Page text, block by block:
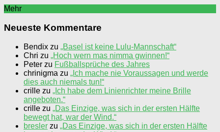
Mehr
Neueste Kommentare
Bendix zu „Basel ist keine Lulu-Mannschaft“
Chri zu „Hoch wern mas nimma gwinnen!“
Peter zu Fußballsprüche des Jahres
chrinigma zu „Ich mache nie Voraussagen und werde
dies auch niemals tun!“
crille zu „Ich habe dem Linienrichter meine Brille
angeboten.“
crille zu „Das Einzige, was sich in der ersten Hälfte
bewegt hat, war der Wind.“
bresler zu „Das Einzige, was sich in der ersten Hälfte